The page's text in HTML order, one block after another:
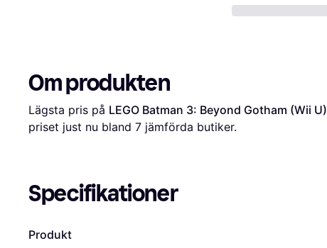
Om produkten
Lägsta pris på LEGO Batman 3: Beyond Gotham (Wii U)
priset just nu bland 7 jämförda butiker.
Specifikationer
Produkt